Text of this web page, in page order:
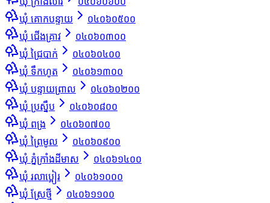
ឃុំ គោកបន្ទាយ
០៤០៦០៥០០
ឃុំ ជើងគ្រាវ
០៤០៦០៣០០
ឃុំ ជ្រៃបាក់
០៤០៦០៤០០
ឃុំ ទឹកហូត
០៤០៦១៣០០
ឃុំ បន្ទាយព្រាល
០៤០៦០២០០
ឃុំ ប្រស្នឹប
០៤០៦០៨០០
ឃុំ ពង្រ
០៤០៦០៧០០
ឃុំ ព្រៃមូល
០៤០៦០៩០០
ឃុំ ភ្នំក្រាំងដីមាស
០៤០៦១៤០០
ឃុំ រលាប្អៀរ
០៤០៦១០០០
ឃុំ ស្រែថ្មី
០៤០៦១១០០